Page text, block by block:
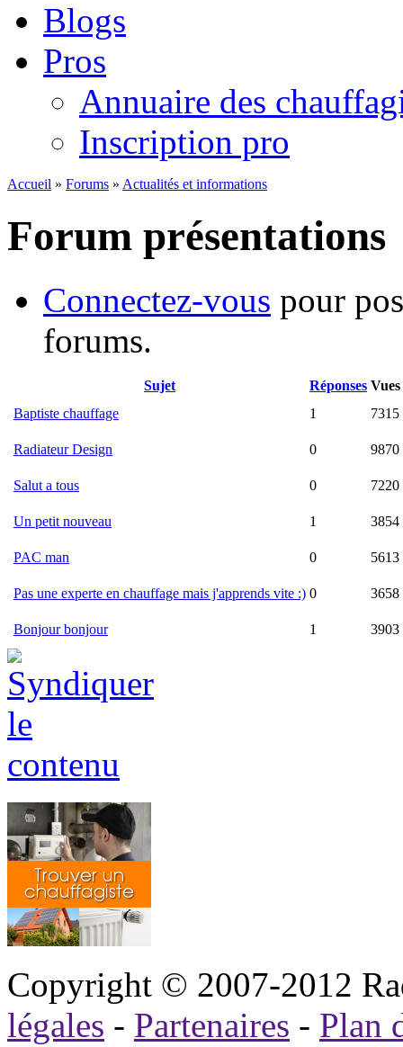
Blogs
Pros
Annuaire des
Inscription pro
Accueil » Forums » Actualités et informations
Forum présentations
Connectez-vous pour
forums.
Sujet Réponses Vues
Baptiste chauffage
1 7315
Radiateur Design 0 9870
Salut a tous 0 7220
Un petit nouveau 1 3854
PAC man 0 5613
Pas une experte en chauffage mais j'apprends vite :) 0 3658
Bonjour bonjour 1 3903
Copyright © 2007-2012
légales - Partenaires - Plan